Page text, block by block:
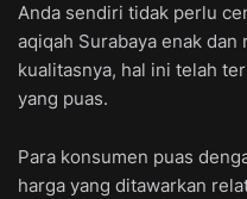
Anda sendiri tidak perlu
aqiqah Surabaya enak
kualitasnya, hal ini telah
yang puas.
Para konsumen puas
harga yang ditawarkan